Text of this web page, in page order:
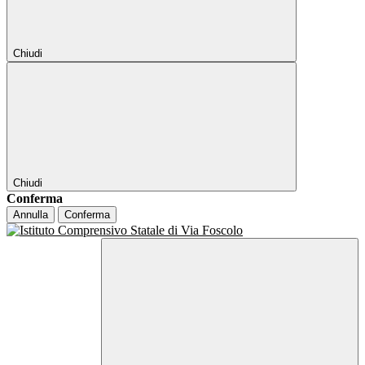
Chiudi
Chiudi
Conferma
Annulla Conferma